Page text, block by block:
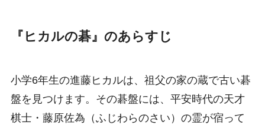
『ヒカルの碁』のあらすじ
小学6年生の進藤ヒカルは、祖父の家の蔵で古い碁
盤を見つけます。その碁盤には、平安時代の天才
棋士・藤原佐為（ふじわらのさい）の霊が宿って